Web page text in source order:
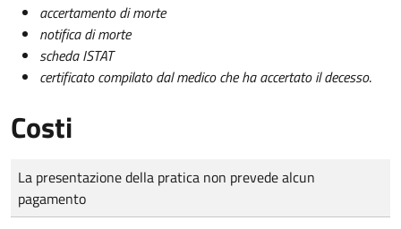
accertamento di morte
notifica di morte
scheda ISTAT
certificato compilato dal medico che ha accertato il decesso.
Costi
Tipo di pagamento
Importo
La presentazione della pratica non prevede alcun
pagamento